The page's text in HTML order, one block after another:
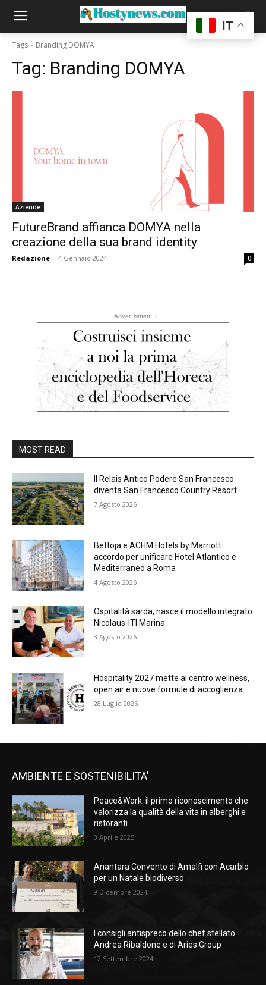
Tags Branding DOMYA
Tag: Branding DOMYA
Aziende
FutureBrand affianca DOMYA nella
creazione della sua brand identity
Redazione - 4 Gennaio 2024 0
- Advertisment -
MOST READ
Il Relais Antico Podere San Francesco
diventa San Francesco Country Resort
7 Agosto 2026
Bettoja e ACHM Hotels by Marriott:
accordo per unificare Hotel Atlantico e
Mediterraneo a Roma
4 Agosto 2026
Ospitalità sarda, nasce il modello integrato
Nicolaus-ITI Marina
3 Agosto 2026
Hospitality 2027 mette al centro wellness,
open air e nuove formule di accoglienza
28 Luglio 2026
AMBIENTE E SOSTENIBILITA'
Peace&Work: il primo riconoscimento che
valorizza la qualità della vita in alberghi e
ristoranti
3 Aprile 2025
Anantara Convento di Amalfi con Acarbio
per un Natale biodiverso
9 Dicembre 2024
I consigli antispreco dello chef stellato
Andrea Ribaldone e di Aries Group
12 Settembre 2024
IT